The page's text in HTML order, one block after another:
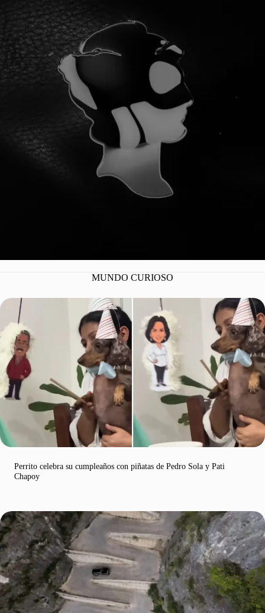
SOMOS
MUNDO CURIOSO
Perrito celebra su cumpleaños con piñatas de Pedro Sola y Pati
Chapoy